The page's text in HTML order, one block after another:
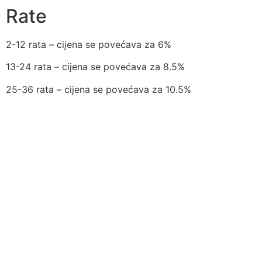
Rate
2-12 rata – cijena se povećava za 6%
13-24 rata – cijena se povećava za 8.5%
25-36 rata – cijena se povećava za 10.5%